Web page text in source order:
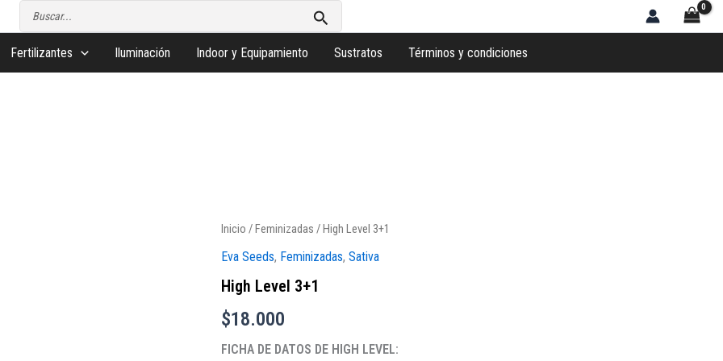
por:
Fertilizantes Iluminación Indoor y Equipamiento Sustratos Términos y condiciones
Inicio /Feminizadas / High Level 3+1
Eva Seeds, Feminizadas, Sativa
High Level 3+1
$18.000
FICHA DE DATOS DE HIGH LEVEL: